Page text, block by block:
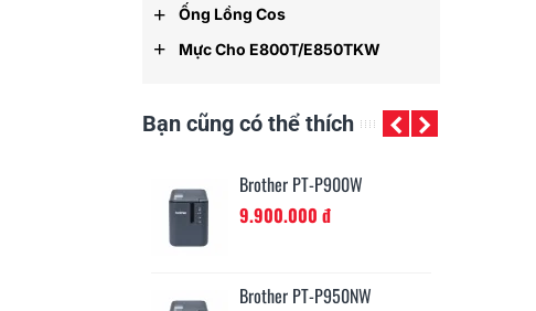
+ Ống Lồng Cos
+ Mực Cho E800T/E850TKW
Bạn cũng có thể thích
Brother PT-P900W
9.900.000 đ
Brother PT-P950NW